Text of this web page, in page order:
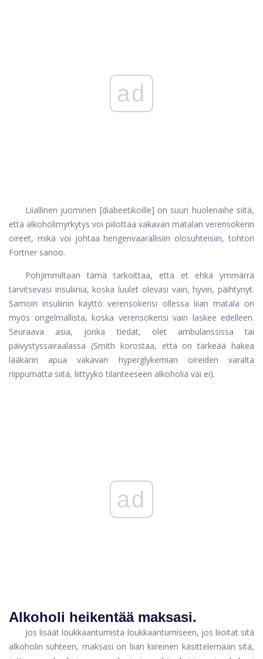
ad
Liiallinen juominen [diabeetikoille] on suuri huolenaihe siitä,
että alkoholimyrkytys voi piilottaa vakavan matalan verensokerin
oireet, mikä voi johtaa hengenvaarallisiin olosuhteisiin, tohtori
Fortner sanoo.
Pohjimmiltaan tämä tarkoittaa, että et ehkä ymmärrä
tarvitsevasi insuliinia, koska luulet olevasi vain, hyvin, päihtynyt.
Samoin insuliinin käyttö verensokerisi ollessa liian matala on
myös ongelmallista, koska verensokerisi vain laskee edelleen.
Seuraava asia, jonka tiedät, olet ambulanssissa tai
päivystyssairaalassa (Smith korostaa, että on tärkeää hakea
lääkärin apua vakavan hyperglykemian oireiden varalta
riippumatta siitä, liittyykö tilanteeseen alkoholia vai ei).
ad
Alkoholi heikentää maksasi.
Jos lisäät loukkaantumista loukkaantumiseen, jos liioitat sitä
alkoholin suhteen, maksasi on liian kiireinen käsittelemään sitä,